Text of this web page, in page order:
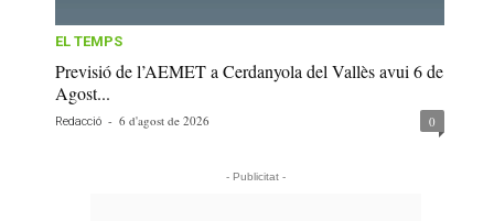
EL TEMPS
Previsió de l’AEMET a Cerdanyola del Vallès avui 6 de
Agost...
Redacció - 6 d'agost de 2026 0
- Publicitat -